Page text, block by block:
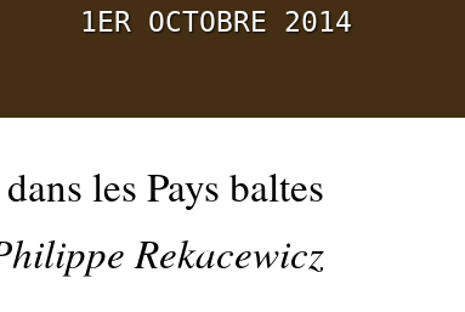
1ER OCTOBRE 2014
les Pays baltes
Rekacewicz